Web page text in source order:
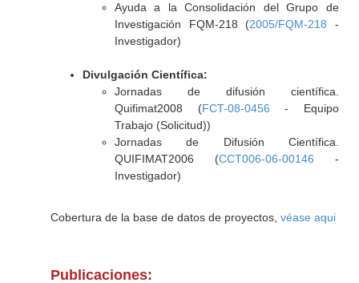
Ayuda a la Consolidación del Grupo de
Investigación FQM-218 (2005/FQM-218 -
Investigador)
Divulgación Científica:
Jornadas de difusión científica.
Quifimat2008 (FCT-08-0456 - Equipo
Trabajo (Solicitud))
Jornadas de Difusión Científica.
QUIFIMAT2006 (CCT006-06-00146 -
Investigador)
Cobertura de la base de datos de proyectos, véase aqui
Publicaciones: